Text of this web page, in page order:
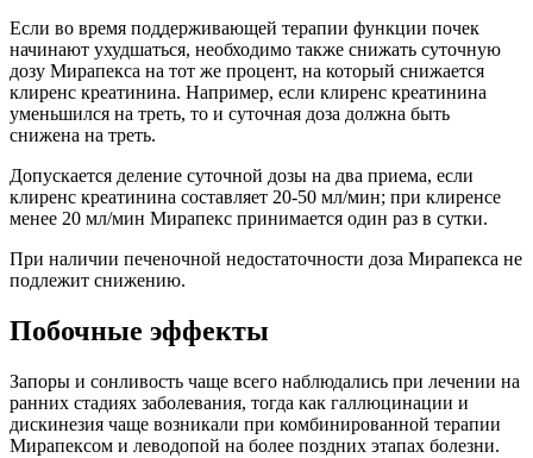
Если во время поддерживающей терапии функции почек
начинают ухудшаться, необходимо также снижать суточную
дозу Мирапекса на тот же процент, на который снижается
клиренс креатинина. Например, если клиренс креатинина
уменьшился на треть, то и суточная доза должна быть
снижена на треть.
Допускается деление суточной дозы на два приема, если
клиренс креатинина составляет 20-50 мл/мин; при клиренсе
менее 20 мл/мин Мирапекс принимается один раз в сутки.
При наличии печеночной недостаточности доза Мирапекса не
подлежит снижению.
Побочные эффекты
Запоры и сонливость чаще всего наблюдались при лечении на
ранних стадиях заболевания, тогда как галлюцинации и
дискинезия чаще возникали при комбинированной терапии
Мирапексом и леводопой на более поздних этапах болезни.